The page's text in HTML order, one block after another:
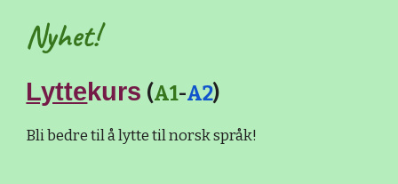
Nyhet!
Lyttekurs (A1-A2)
Bli bedre til å lytte til norsk språk!